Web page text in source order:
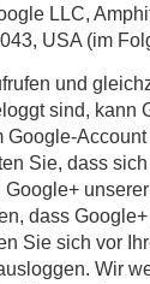
LLC,
USA (im
und
sind, kann
Google-
Sie, dass
dass
Sie sich vor
Wir